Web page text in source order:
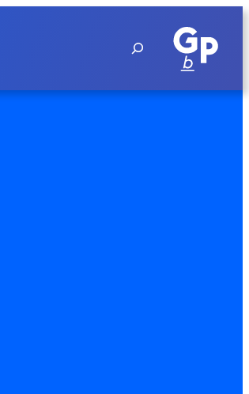
Suchen